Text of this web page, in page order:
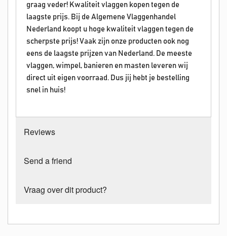
graag veder! Kwaliteit vlaggen kopen tegen de
laagste prijs. Bij de Algemene Vlaggenhandel
Nederland koopt u hoge kwaliteit vlaggen tegen de
scherpste prijs! Vaak zijn onze producten ook nog
eens de laagste prijzen van Nederland. De meeste
vlaggen, wimpel, banieren en masten leveren wij
direct uit eigen voorraad. Dus jij hebt je bestelling
snel in huis!
Reviews
Send a friend
Vraag over dit product?